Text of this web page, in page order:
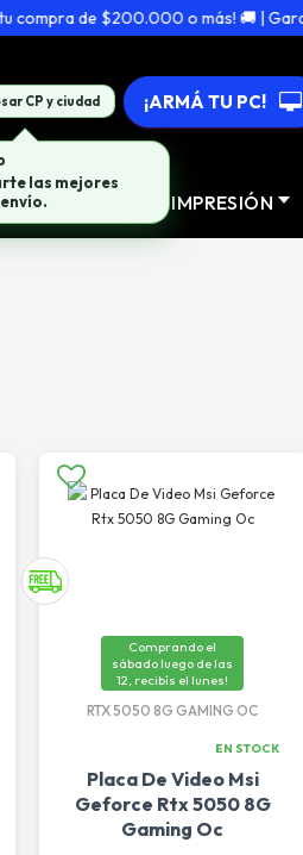
de $200.000 o más! 🚚 |
CP y ciudad ¡ARMÁ TU PC!
IMPRESIÓN
Comprando el
sábado luego de las
12, recibís el lunes!
RTX 5050 8G GAMING OC
EN STOCK
Placa De Video Msi
Geforce Rtx 5050 8G
Gaming Oc